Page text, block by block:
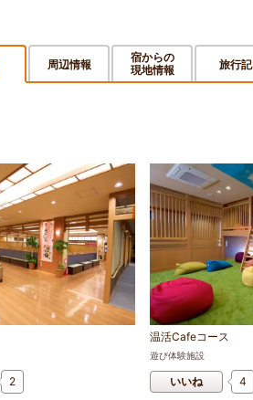
周辺情報
宿からの
現地情報
旅行記
2
温活Cafeコース
遊び体験施設
いいね 4